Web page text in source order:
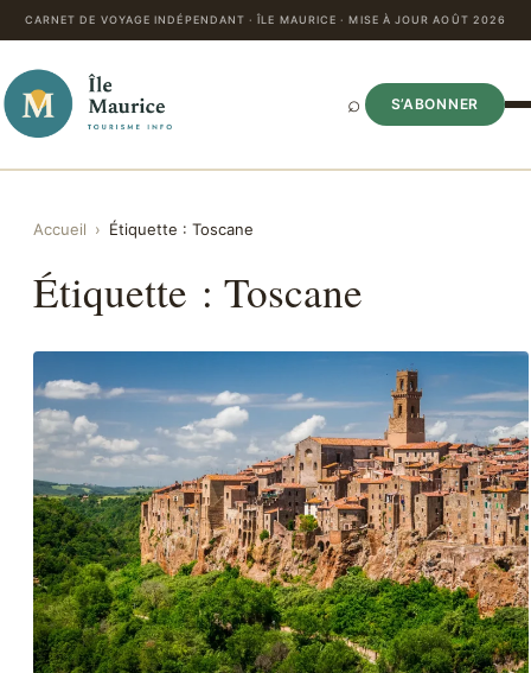
CARNET DE VOYAGE INDÉPENDANT · ÎLE MAURICE · MISE À JOUR AOÛT 2026
⌕ S’ABONNER
Accueil › Étiquette : Toscane
Étiquette : Toscane